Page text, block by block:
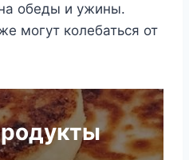
обеды и ужины.
могут колебаться от